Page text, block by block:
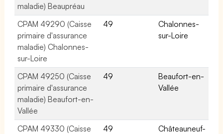
maladie) Beaupréau
CPAM 49290 (Caisse
primaire d'assurance
maladie) Chalonnes-
sur-Loire
49
Chalonnes-
sur-Loire
CPAM 49250 (Caisse
primaire d'assurance
maladie) Beaufort-en-
Vallée
49
Beaufort-en-
Vallée
CPAM 49330 (Caisse
49
Châteauneuf-